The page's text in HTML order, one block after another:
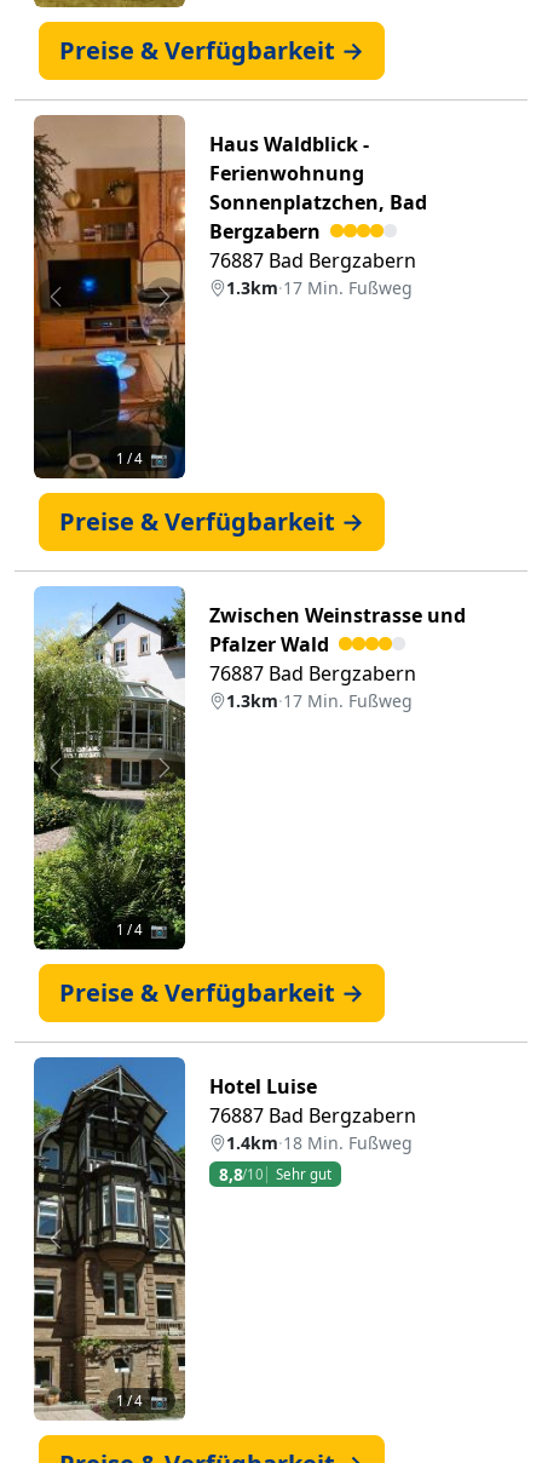
Preise & Verfügbarkeit →
Zurück Weiter
1 / 4 📷
Haus Waldblick -
Ferienwohnung
Sonnenplatzchen, Bad
Bergzabern
76887 Bad Bergzabern
1.3km·17 Min. Fußweg
Preise & Verfügbarkeit →
Zurück Weiter
1 / 4 📷
Zwischen Weinstrasse und
Pfalzer Wald
76887 Bad Bergzabern
1.3km·17 Min. Fußweg
Preise & Verfügbarkeit →
Zurück Weiter
1/ 4 📷
Hotel Luise
76887 Bad Bergzabern
1.4km·18 Min. Fußweg
8,8/10 Sehr gut